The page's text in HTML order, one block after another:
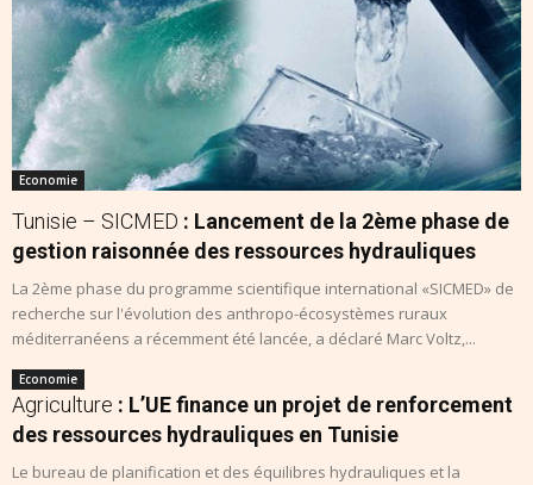
Economie
Tunisie – SICMED : Lancement de la 2ème phase de
gestion raisonnée des ressources hydrauliques
La 2ème phase du programme scientifique international «SICMED» de
recherche sur l'évolution des anthropo-écosystèmes ruraux
méditerranéens a récemment été lancée, a déclaré Marc Voltz,...
Economie
Agriculture : L’UE finance un projet de renforcement
des ressources hydrauliques en Tunisie
Le bureau de planification et des équilibres hydrauliques et la